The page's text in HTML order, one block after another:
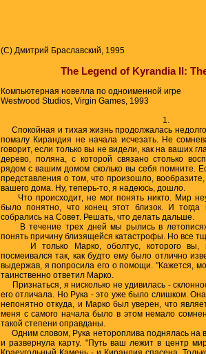
(C) Дмитрий Браславский, 1995
The Legend of Kyrandia II:
Компьютерная новелла по одноименной игре
Westwood Studios, Virgin Games, 1993
1.
Спокойная и тихая жизнь продолжалась
помалу Кирандия не начала исчезать. Не
говорит, если только вы не видели, как на ваших
дерево, поляна, с которой связано столько
рядом с вашим домом сколько вы себя помните.
представления о том, что произошло,
вашего дома. Ну, теперь-то, я надеюсь, дошло.
Что происходит, не мог понять никто. Мир
было понятно, что конец этот близок. И
собрались на Совет. Решать, что делать дальше.
В течение трех дней мы рылись в летописях
понять причину близящейся катастрофы. Но все
И только Марко, оболтус, которого вы,
посмеивался так, как будто ему было отлично
выдержав, я попросила его о помощи. "Кажется,
таинственно ответил Марко.
Признаться, я нисколько не удивилась -
его отличала. Но Рука - это уже было слишком.
непонятно откуда, и Марко был уверен, что
меня с самого начала было в этом немало
такой степени оправданы.
Одним словом, Рука нетороплива поднялась на
и развернула карту. "Путь ваш лежит в центр